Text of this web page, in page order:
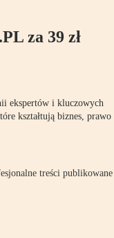
za 39 zł
ekspertów i kluczowych
kształtują biznes, prawo
treści publikowane